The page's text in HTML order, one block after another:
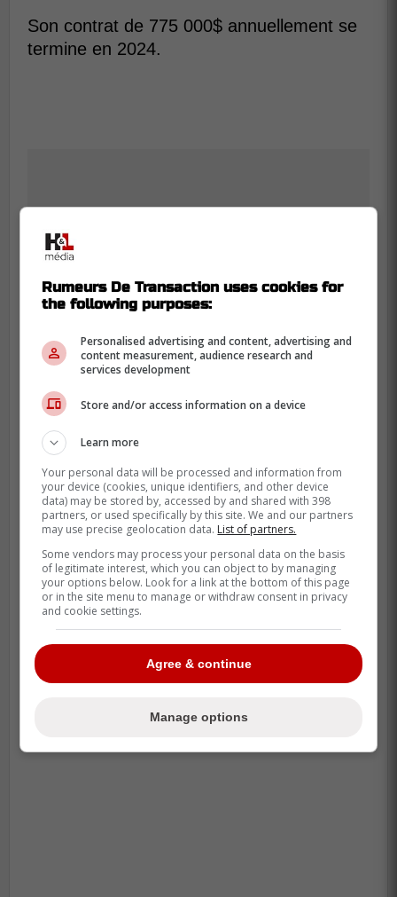
Son contrat de 775 000$ annuellement se
termine en 2024.
À lire également sur Rumeurs De
Transaction :
Le Canadien doit sacrifier Cole Caufield
dans une transaction majeure?
Rumeurs De Transaction uses cookies for
the following purposes:
Personalised advertising and content, advertising and
content measurement, audience research and
services development
Store and/or access information on a device
Learn more
Your personal data will be processed and information from
your device (cookies, unique identifiers, and other device
data) may be stored by, accessed by and shared with 398
partners, or used specifically by this site. We and our partners
may use precise geolocation data. List of partners.
Some vendors may process your personal data on the basis
of legitimate interest, which you can object to by managing
your options below. Look for a link at the bottom of this page
or in the site menu to manage or withdraw consent in privacy
and cookie settings.
Agree & continue
Manage options